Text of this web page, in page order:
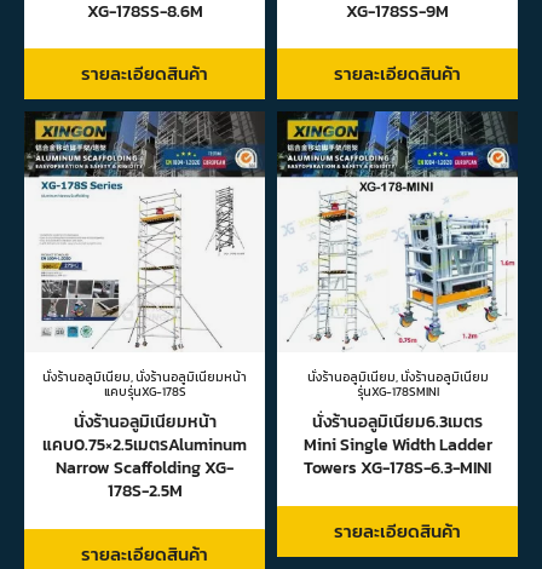
XG-178SS-8.6M
รายละเอียดสินค้า
XG-178SS-9M
รายละเอียดสินค้า
นั่งร้านอลูมิเนียม,นั่งร้านอลูมิเนียมหน้า
แคบรุ่นXG-178S
นั่งร้านอลูมิเนียมหน้า
แคบ0.75×2.5เมตรAluminum
Narrow Scaffolding XG-
178S-2.5M
รายละเอียดสินค้า
นั่งร้านอลูมิเนียม,นั่งร้านอลูมิเนียม
รุ่นXG-178SMINI
นั่งร้านอลูมิเนียม6.3เมตร
Mini Single Width Ladder
Towers XG-178S-6.3-MINI
รายละเอียดสินค้า